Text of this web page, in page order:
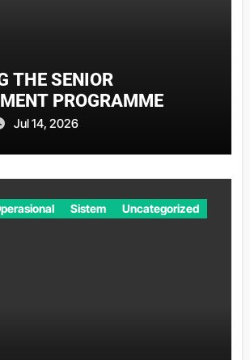
THE SENIOR
PROGRAMME
Jul 14, 2026
Sistem Uncategorized